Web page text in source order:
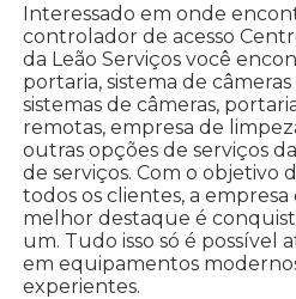
Interessado em onde
controlador de acesso
da Leão Serviços você
portaria, sistema de
sistemas de câmeras,
remotas, empresa de
outras opções de serviços
de serviços. Com o objetivo
todos os clientes, a
melhor destaque é
um. Tudo isso só é possível
em equipamentos
experientes.